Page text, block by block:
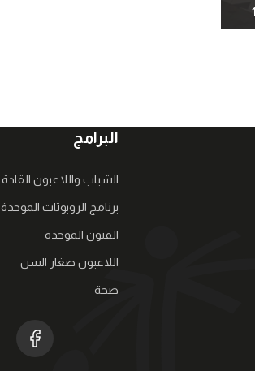
البرامج
الشباب واللاعبون القادة
برنامج الروبوتات الموحدة
الفنون الموحدة
اللاعبون صغار السن
صحة